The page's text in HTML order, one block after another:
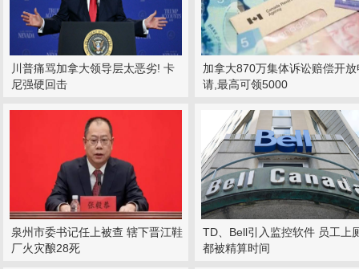
川普痛骂加拿大领导层太恶劣! 卡
尼强硬回击
加拿大870万集体诉讼赔偿开放
请,最高可领5000
泉州市委书记任上被查 辖下晋江鞋
厂火灾酿28死
TD、Bell引入监控软件 员工上
都被精算时间